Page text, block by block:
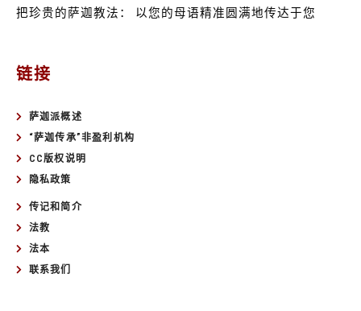
把珍贵的萨迦教法： 以您的母语精准圆满地传达于您
链接
萨迦派概述
“萨迦传承”非盈利机构
CC版权说明
隐私政策
传记和简介
法教
法本
联系我们